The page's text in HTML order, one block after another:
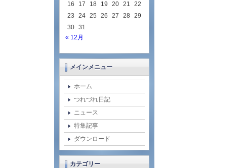
16
17 18 19 20 21
22
23
24 25 26 27 28
29
30 31
« 12月
メインメニュー
ホーム
つれづれ日記
ニュース
特集記事
ダウンロード
カテゴリー